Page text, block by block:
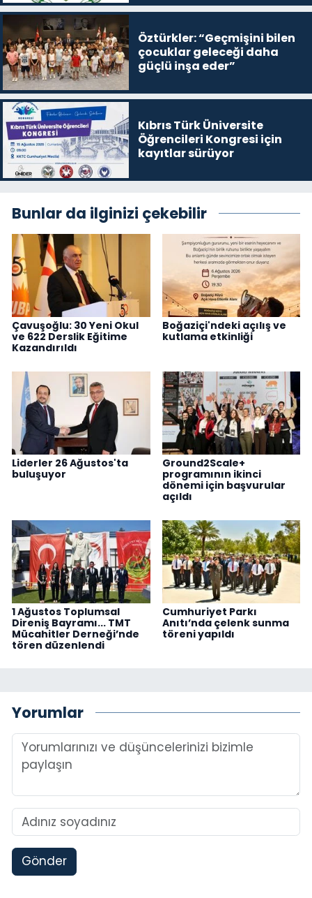
Öztürkler: “Geçmişini bilen
çocuklar geleceği daha
güçlü inşa eder”
Kıbrıs Türk Üniversite
Öğrencileri Kongresi için
kayıtlar sürüyor
Bunlar da ilginizi çekebilir
Çavuşoğlu: 30 Yeni Okul
ve 622 Derslik Eğitime
Kazandırıldı
Boğaziçi'ndeki açılış ve
kutlama etkinliği
Liderler 26 Ağustos'ta
buluşuyor
Ground2Scale+
programının ikinci
dönemi için başvurular
açıldı
1 Ağustos Toplumsal
Direniş Bayramı... TMT
Mücahitler Derneği’nde
tören düzenlendi
Cumhuriyet Parkı
Anıtı’nda çelenk sunma
töreni yapıldı
Yorumlar
Gönder